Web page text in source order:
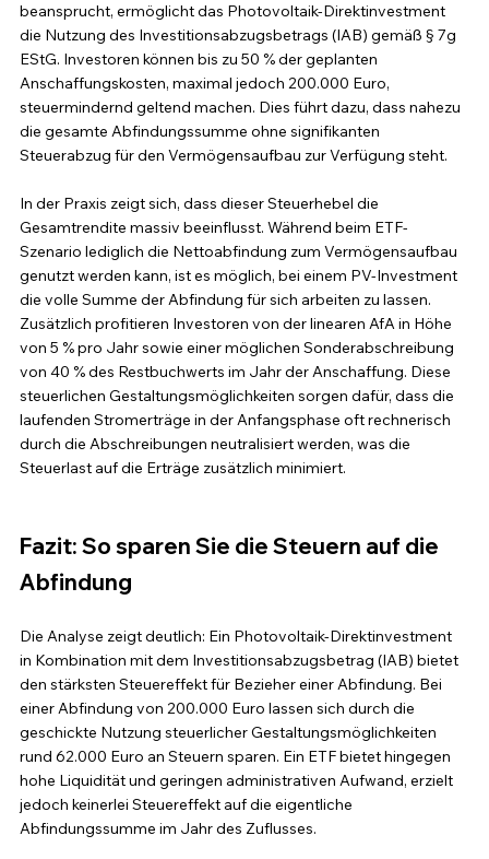
beansprucht, ermöglicht das Photovoltaik-Direktinvestment
die Nutzung des Investitionsabzugsbetrags (IAB) gemäß § 7g
EStG. Investoren können bis zu 50 % der geplanten
Anschaffungskosten, maximal jedoch 200.000 Euro,
steuermindernd geltend machen. Dies führt dazu, dass nahezu
die gesamte Abfindungssumme ohne signifikanten
Steuerabzug für den Vermögensaufbau zur Verfügung steht.
In der Praxis zeigt sich, dass dieser Steuerhebel die
Gesamtrendite massiv beeinflusst. Während beim ETF-
Szenario lediglich die Nettoabfindung zum Vermögensaufbau
genutzt werden kann, ist es möglich, bei einem PV-Investment
die volle Summe der Abfindung für sich arbeiten zu lassen.
Zusätzlich profitieren Investoren von der linearen AfA in Höhe
von 5 % pro Jahr sowie einer möglichen Sonderabschreibung
von 40 % des Restbuchwerts im Jahr der Anschaffung. Diese
steuerlichen Gestaltungsmöglichkeiten sorgen dafür, dass die
laufenden Stromerträge in der Anfangsphase oft rechnerisch
durch die Abschreibungen neutralisiert werden, was die
Steuerlast auf die Erträge zusätzlich minimiert.
Fazit: So sparen Sie die Steuern auf die
Abfindung
Die Analyse zeigt deutlich: Ein Photovoltaik-Direktinvestment
in Kombination mit dem Investitionsabzugsbetrag (IAB) bietet
den stärksten Steuereffekt für Bezieher einer Abfindung. Bei
einer Abfindung von 200.000 Euro lassen sich durch die
geschickte Nutzung steuerlicher Gestaltungsmöglichkeiten
rund 62.000 Euro an Steuern sparen. Ein ETF bietet hingegen
hohe Liquidität und geringen administrativen Aufwand, erzielt
jedoch keinerlei Steuereffekt auf die eigentliche
Abfindungssumme im Jahr des Zuflusses.